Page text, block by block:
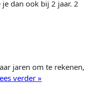
dan ook bij 2 jaar. 2
jaren om te rekenen,
verder »